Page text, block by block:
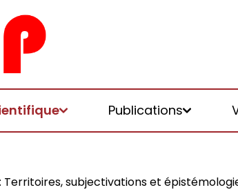
Publications
subjectivations et